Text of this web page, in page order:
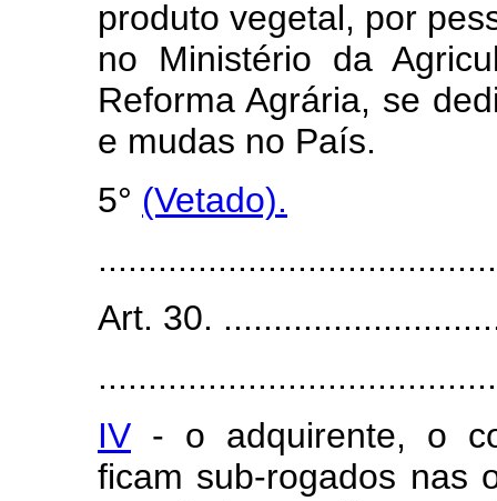
produto vegetal, por
no Ministério da
Reforma Agrária, se
e mudas no País.
5° (Vetado).
Art. 30.
IV - o adquirente, o
ficam sub-rogados nas